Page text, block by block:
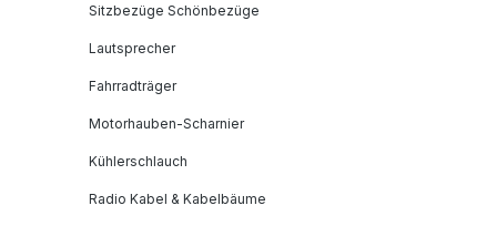
Sitzbezüge Schönbezüge
Lautsprecher
Fahrradträger
Motorhauben-Scharnier
Kühlerschlauch
Radio Kabel & Kabelbäume